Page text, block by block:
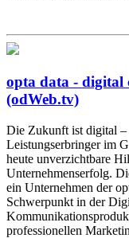
opta data - digital
(odWeb.tv)
Die Zukunft ist digital –
Leistungserbringer im
heute unverzichtbare
Unternehmenserfolg.
ein Unternehmen der
Schwerpunkt in der
professionellen